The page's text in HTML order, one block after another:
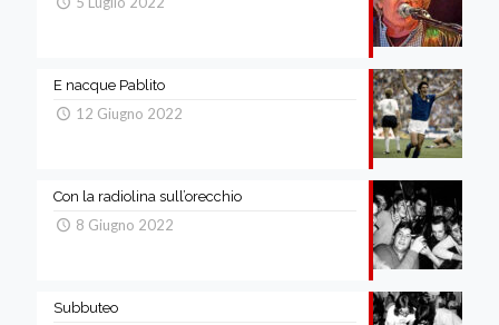
E nacque Pablito
12 Giugno 2022
Con la radiolina sull’orecchio
8 Giugno 2022
Subbuteo